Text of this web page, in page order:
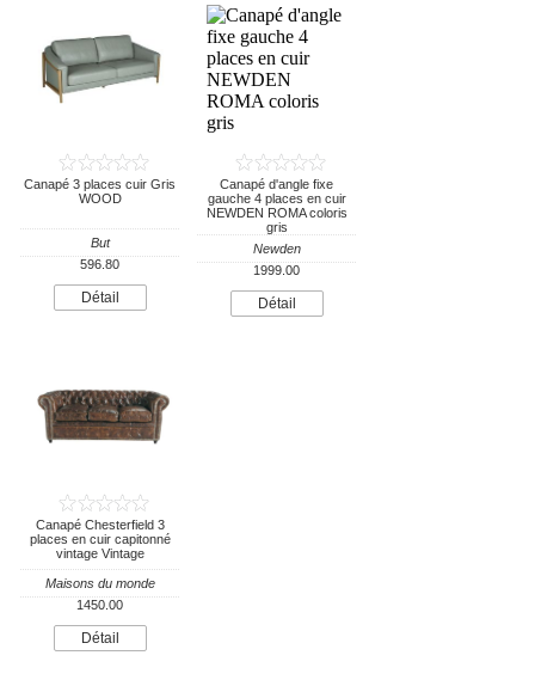
Canapé 3 places cuir Gris
WOOD
But
596.80
Détail
Canapé d'angle fixe
gauche 4 places en cuir
NEWDEN ROMA coloris
gris
Newden
1999.00
Détail
Canapé Chesterfield 3
places en cuir capitonné
vintage Vintage
Maisons du monde
1450.00
Détail